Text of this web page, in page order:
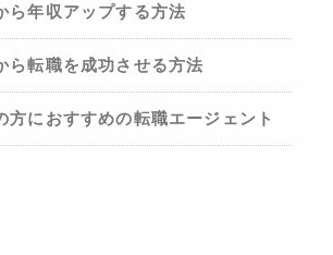
ら年収アップする方法
ら転職を成功させる方法
方におすすめの転職エージェント